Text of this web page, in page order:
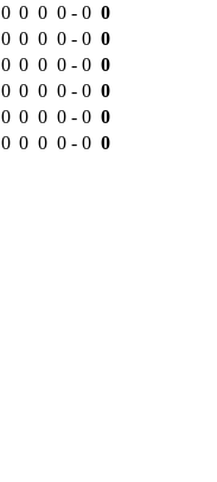
0 0 0 0 - 0 0
0 0 0 0 - 0 0
0 0 0 0 - 0 0
0 0 0 0 - 0 0
0 0 0 0 - 0 0
0 0 0 0 - 0 0